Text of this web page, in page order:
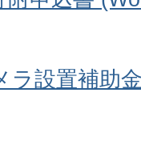
ラ設置補助